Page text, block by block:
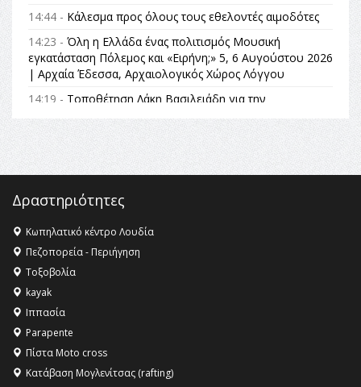
14:44 - Κάλεσμα προς όλους τους εθελοντές αιμοδότες
14:23 - Όλη η Ελλάδα ένας πολιτισμός Μουσική
εγκατάσταση Πόλεμος και «Ειρήνη;» 5, 6 Αυγούστου 2026
| Αρχαία Έδεσσα, Αρχαιολογικός Χώρος Λόγγου
14:19 - Τοποθέτηση Λάκη Βασιλειάδη για την
Αναθεώρηση του Συντάγματος: «Σε τέτοιες κορυφαίες
θεσμικές διαδικασίες υπάρχει μόνο η ευθύνη απέναντι
στις επόμενες γενιές»
16:35 -Το πρόγραμμα του ΠΑΟΚ στον δεύτερο γύρο του
16:27 - Όλυμπος: Εντάχθηκε στον Κατάλογο Παγκόσμιας
Κληρονομιάς της UNESCO – Ομόφωνη η απόφαση Ο
Όλυμπος αναγνωρίστηκε ως φυσικό και πολιτιστικό
αγαθό εξέχουσας οικουμενικής αξίας για την
ανθρωπότητα
16:18 -
ΣΤΗΝ ΕΔΕΣΣΑ
Δραστηριότητες
Κωπηλατικό κέντρο Λουδία
Πεζοπορεία - Περιήγηση
Τοξοβολία
kayak
Ιππασία
Parapente
Πίστα Moto cross
Κατάβαση Μογλενίτσας (rafting)